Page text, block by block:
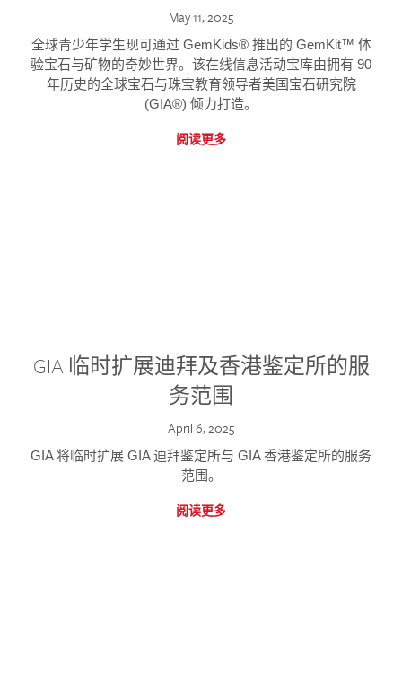
May 11, 2025
全球青少年学生现可通过 GemKids® 推出的 GemKit™ 体
验宝石与矿物的奇妙世界。该在线信息活动宝库由拥有 90
年历史的全球宝石与珠宝教育领导者美国宝石研究院
(GIA®) 倾力打造。
阅读更多
GIA 临时扩展迪拜及香港鉴定所的服
务范围
April 6, 2025
GIA 将临时扩展 GIA 迪拜鉴定所与 GIA 香港鉴定所的服务
范围。
阅读更多